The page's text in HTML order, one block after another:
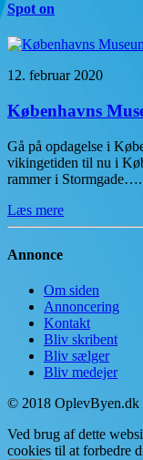
Spot on
12. februar 2020
Københavns
Gå på opdagelse i
vikingetiden til nu i
rammer i Stormgade….
Læs mere
Annonce
Om siden
Annoncering
Kontakt
Bliv skribent
Bliv sælger
Bliv medejer
© 2018 OplevByen.dk
Ved brug af dette
cookies til at forbedre